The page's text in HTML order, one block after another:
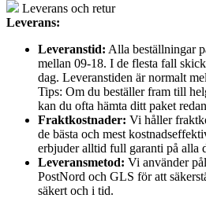
Leverans och retur
Leverans:
Leveranstid: Alla beställningar
mellan 09-18. I de flesta fall
dag. Leveranstiden är normalt
Tips: Om du beställer fram till
kan du ofta hämta ditt paket
Fraktkostnader: Vi håller
de bästa och mest
erbjuder alltid full garanti på alla
Leveransmetod: Vi använder
PostNord och GLS för att
säkert och i tid.